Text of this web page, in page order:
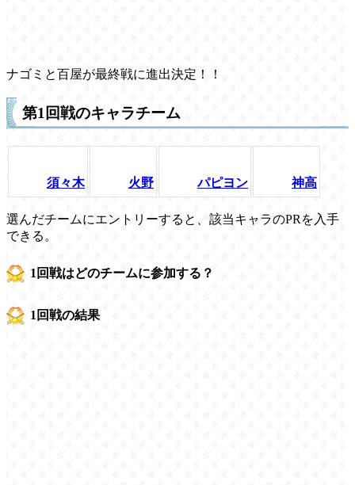
ナゴミと百屋が最終戦に進出決定！！
第1回戦のキャラチーム
須々木 火野 パピヨン 神高
選んだチームにエントリーすると、該当キャラのPRを入手
できる。
1回戦はどのチームに参加する？
1回戦の結果